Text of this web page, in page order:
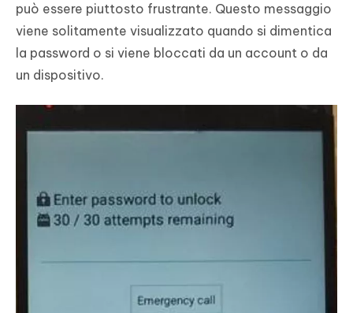
può essere piuttosto frustrante. Questo messaggio
viene solitamente visualizzato quando si dimentica
la password o si viene bloccati da un account o da
un dispositivo.